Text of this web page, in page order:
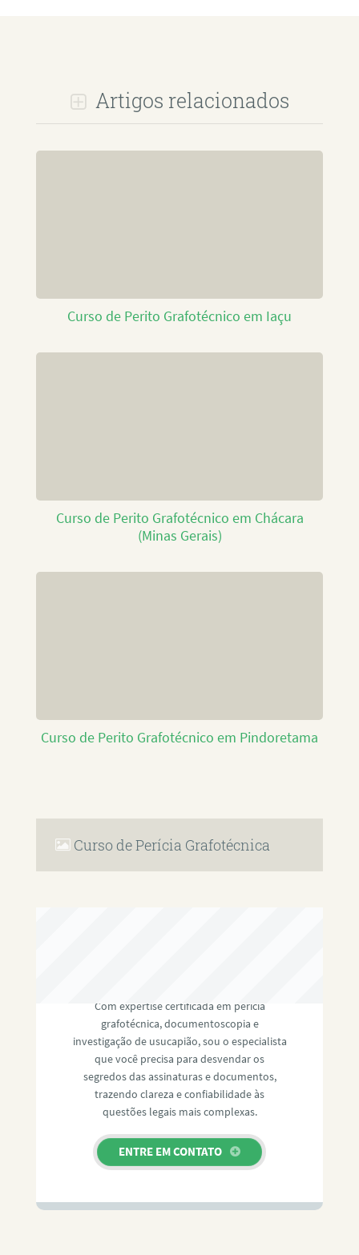
Artigos relacionados
Curso de Perito Grafotécnico em Iaçu
Curso de Perito Grafotécnico em Chácara
(Minas Gerais)
Curso de Perito Grafotécnico em Pindoretama
Curso de Perícia Grafotécnica
Com expertise certificada em perícia
grafotécnica, documentoscopia e
investigação de usucapião, sou o especialista
que você precisa para desvendar os
segredos das assinaturas e documentos,
trazendo clareza e confiabilidade às
questões legais mais complexas.
ENTRE EM CONTATO